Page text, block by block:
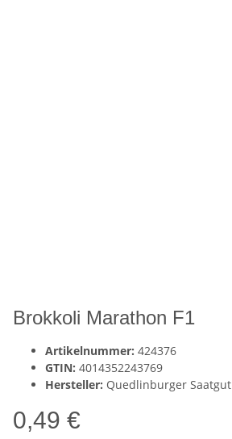
Brokkoli Marathon F1
Artikelnummer: 424376
GTIN: 4014352243769
Hersteller: Quedlinburger Saatgut
0,49 €